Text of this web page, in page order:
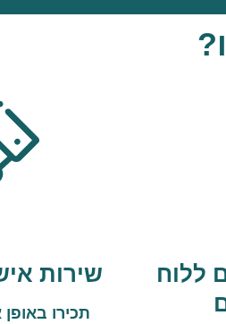
ללוח
שירות
תכירו